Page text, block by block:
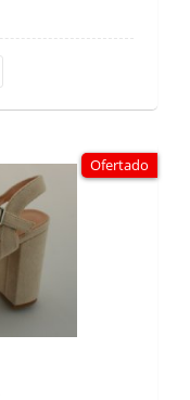
Ofertado